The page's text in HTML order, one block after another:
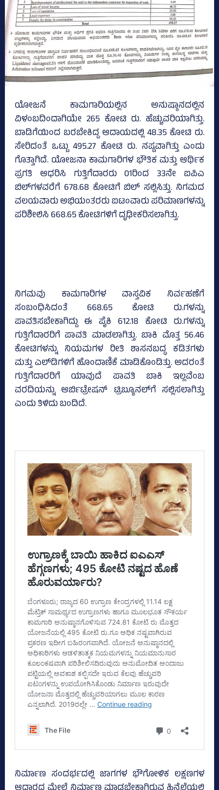
ಯೋಜನೆ ಕಾಮಗಾರಿಯಲ್ಲಿನ ಅನುಷ್ಠಾನದಲ್ಲಿನ
ವಿಳಂಬದಿಂದಾಗಿಯೇ 265 ಕೋಟಿ ರು. ಹೆಚ್ಚುವರಿಯಾಗಿತ್ತು.
ಬಾಡಿಗೆಯಿಂದ ಬರಬೇಕಿದ್ದ ಆದಾಯದಲ್ಲಿ 48.35 ಕೋಟಿ ರು.
ಸೇರಿದಂತೆ ಒಟ್ಟು 495.27 ಕೋಟಿ ರು. ನಷ್ಟವಾಗಿತ್ತು ಎಂದು
ಗೊತ್ತಾಗಿದೆ. ಯೋಜನಾ ಕಾಮಗಾರಿಗಳ ಭೌತಿಕ ಮತ್ತು ಆರ್ಥಿಕ
ಪ್ರಗತಿ ಆಧರಿಸಿ ಗುತ್ತಿಗೆದಾರರು 01ರಿಂದ 33ನೇ ಐಪಿಎ
ಬಿಲ್‌ಗಳವರೆಗೆ 678.68 ಕೋಟಿಗೆ ಬಿಲ್‌ ಸಲ್ಲಿಸಿತ್ತು. ನಿಗಮದ
ವಲಯವಾರು ಅಭಿಯಂತರರು ಐಟಂವಾರು ಪರಿಮಾಣಗಳನ್ನು
ಪರಿಶೀಲಿಸಿ 668.65 ಕೋಟಿಗಳಿಗೆ ದೃಢೀಕರಿಸಲಾಗಿತ್ತು.
ನಿಗಮವು ಕಾಮಗಾರಿಗಳ ವಾಸ್ತವಿಕ ನಿರ್ವಹಣೆಗೆ
ಸಂಬಂಧಿಸಿದಂತೆ 668.65 ಕೋಟಿ ರು.ಗಳನ್ನು
ಪಾವತಿಸಬೇಕಾಗಿದ್ದು ಈ ಪೈಕಿ 612.18 ಕೋಟಿ ರು.ಗಳನ್ನು
ಗುತ್ತಿಗೆದಾರರಿಗೆ ಪಾವತಿ ಮಾಡಲಾಗಿತ್ತು. ಬಾಕಿ ಮೊತ್ತ 56.46
ಕೋಟಿಗಳನ್ನು ನಿಯಮಗಳ ರೀತಿ ಶಾಸನಬದ್ಧ ಕಡಿತಗಳು
ಮತ್ತು ಎಲ್‌ಡಿಗಳಿಗೆ ಹೊಂದಾಣಿಕೆ ಮಾಡಿಕೊಂಡಿತ್ತು. ಅದರಂತೆ
ಗುತ್ತಿಗೆದಾರರಿಗೆ ಯಾವುದೆ ಪಾವತಿ ಬಾಕಿ ಇಲ್ಲವೆಂಬ
ವರದಿಯನ್ನು ಆರ್ಬಿಟ್ರೇಷನ್‌ ಟ್ರಿಬ್ಯೂನಲ್‌ಗೆ ಸಲ್ಲಿಸಲಾಗಿತ್ತು
ಎಂದು ತಿಳಿದು ಬಂದಿದೆ.
ನಿರ್ಮಾಣ ಸಂದರ್ಭದಲ್ಲಿ ಜಾಗಗಳ ಭೌಗೋಳಿಕ ಲಕ್ಷಣಗಳ